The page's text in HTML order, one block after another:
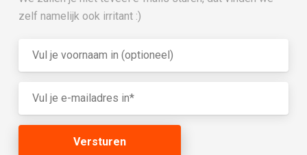
zelf namelijk ook irritant :)